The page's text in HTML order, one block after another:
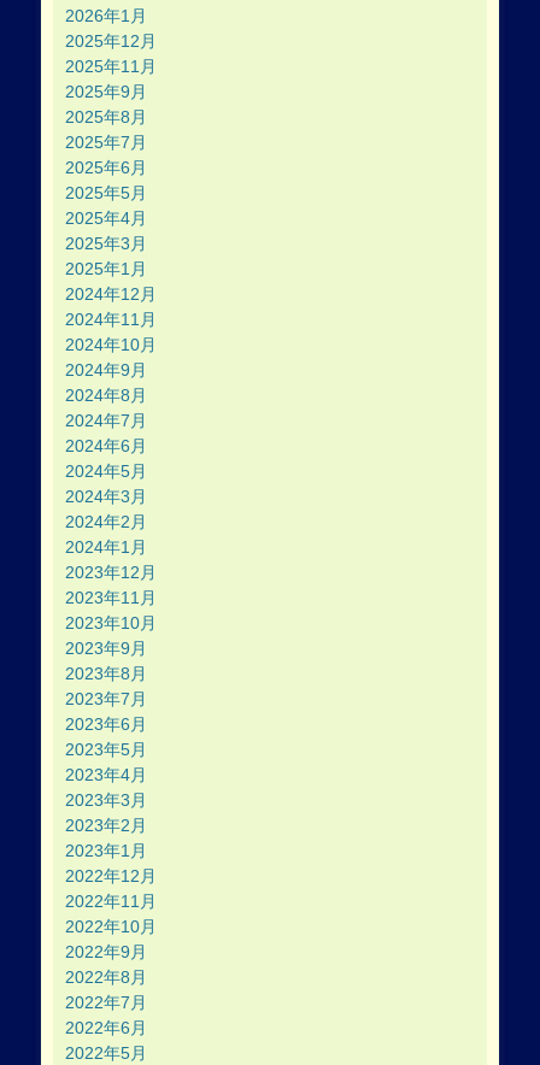
2026年1月
2025年12月
2025年11月
2025年9月
2025年8月
2025年7月
2025年6月
2025年5月
2025年4月
2025年3月
2025年1月
2024年12月
2024年11月
2024年10月
2024年9月
2024年8月
2024年7月
2024年6月
2024年5月
2024年3月
2024年2月
2024年1月
2023年12月
2023年11月
2023年10月
2023年9月
2023年8月
2023年7月
2023年6月
2023年5月
2023年4月
2023年3月
2023年2月
2023年1月
2022年12月
2022年11月
2022年10月
2022年9月
2022年8月
2022年7月
2022年6月
2022年5月